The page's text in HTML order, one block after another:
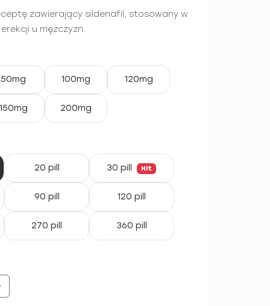
zawierający sildenafil, stosowany w
u mężczyzn.
50mg 100mg 120mg
150mg 200mg
20 pill 30 pill Hit
90 pill 120 pill
270 pill 360 pill